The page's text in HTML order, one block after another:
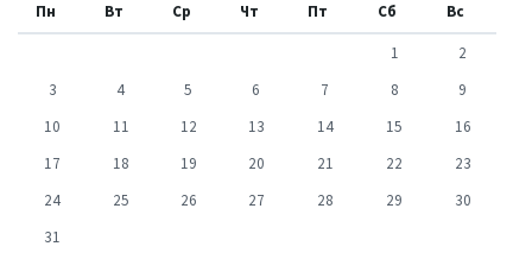
Пн Вт Ср Чт Пт Сб Вс
1
2
3
4 5 6 7 8
9
10
11 12 13 14 15
16
17
18 19 20 21 22
23
24
25 26 27 28 29
30
31